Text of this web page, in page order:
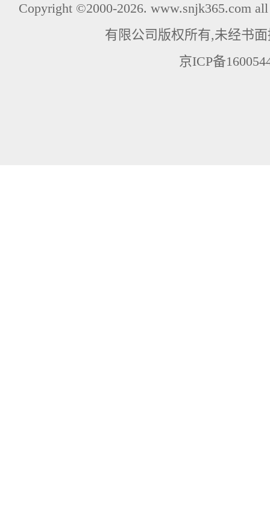
Copyright ©2000-2026. www.snjk365.com
有限公司版权所有,未经书
京ICP备